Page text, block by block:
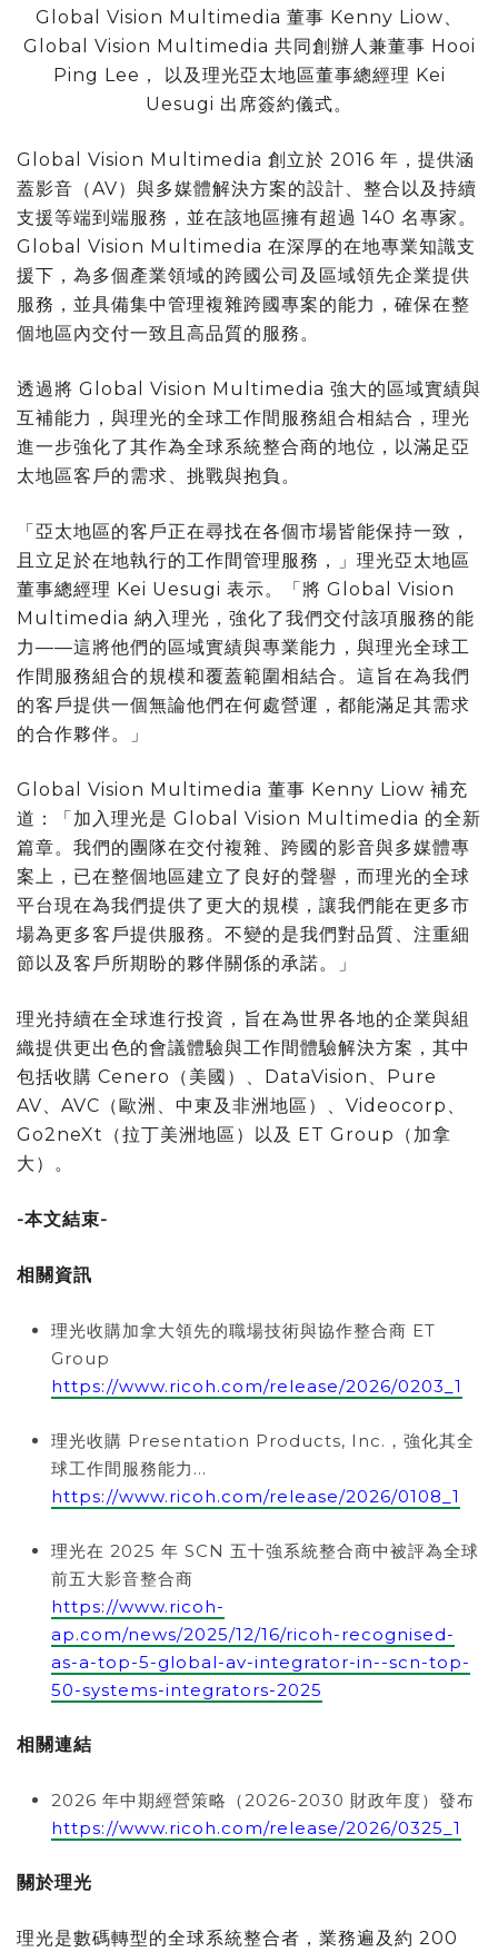
Global Vision Multimedia 董事 Kenny Liow、
Global Vision Multimedia 共同創辦人兼董事 Hooi
Ping Lee， 以及理光亞太地區董事總經理 Kei
Uesugi 出席簽約儀式。
Global Vision Multimedia 創立於 2016 年，提供涵
蓋影音（AV）與多媒體解決方案的設計、整合以及持續
支援等端到端服務，並在該地區擁有超過 140 名專家。
Global Vision Multimedia 在深厚的在地專業知識支
援下，為多個產業領域的跨國公司及區域領先企業提供
服務，並具備集中管理複雜跨國專案的能力，確保在整
個地區內交付一致且高品質的服務。
透過將 Global Vision Multimedia 強大的區域實績與
互補能力，與理光的全球工作間服務組合相結合，理光
進一步強化了其作為全球系統整合商的地位，以滿足亞
太地區客戶的需求、挑戰與抱負。
「亞太地區的客戶正在尋找在各個市場皆能保持一致，
且立足於在地執行的工作間管理服務，」理光亞太地區
董事總經理 Kei Uesugi 表示。「將 Global Vision
Multimedia 納入理光，強化了我們交付該項服務的能
力——這將他們的區域實績與專業能力，與理光全球工
作間服務組合的規模和覆蓋範圍相結合。這旨在為我們
的客戶提供一個無論他們在何處營運，都能滿足其需求
的合作夥伴。」
Global Vision Multimedia 董事 Kenny Liow 補充
道：「加入理光是 Global Vision Multimedia 的全新
篇章。我們的團隊在交付複雜、跨國的影音與多媒體專
案上，已在整個地區建立了良好的聲譽，而理光的全球
平台現在為我們提供了更大的規模，讓我們能在更多市
場為更多客戶提供服務。不變的是我們對品質、注重細
節以及客戶所期盼的夥伴關係的承諾。」
理光持續在全球進行投資，旨在為世界各地的企業與組
織提供更出色的會議體驗與工作間體驗解決方案，其中
包括收購 Cenero（美國）、DataVision、Pure
AV、AVC（歐洲、中東及非洲地區）、Videocorp、
Go2neXt（拉丁美洲地區）以及 ET Group（加拿
大）。
-本文結束-
相關資訊
理光收購加拿大領先的職場技術與協作整合商 ET
Group
https://www.ricoh.com/release/2026/0203_1
理光收購 Presentation Products, Inc.，強化其全
球工作間服務能力…
https://www.ricoh.com/release/2026/0108_1
理光在 2025 年 SCN 五十強系統整合商中被評為全球
前五大影音整合商
https://www.ricoh-
ap.com/news/2025/12/16/ricoh-recognised-
as-a-top-5-global-av-integrator-in--scn-top-
50-systems-integrators-2025
相關連結
2026 年中期經營策略（2026-2030 財政年度）發布
https://www.ricoh.com/release/2026/0325_1
關於理光
理光是數碼轉型的全球系統整合者，業務遍及約 200